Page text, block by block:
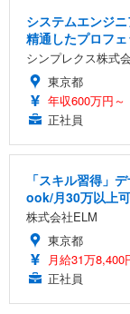
システムエンジ
精通したプロフ
シンプレクス株式
東京都
年収600万円～
正社員
「スキル習得」
ook/月30万以上
株式会社ELM
東京都
月給31万8,400
正社員